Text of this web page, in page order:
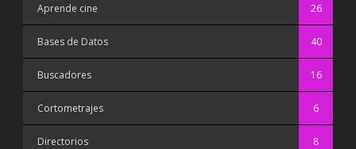
Aprende cine 26
Bases de Datos 40
Buscadores 16
Cortometrajes 6
Directorios 8